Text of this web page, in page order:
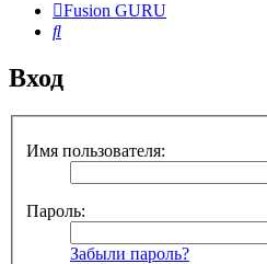
Fusion GURU
Поиск
Вход
Имя пользователя:
Пароль:
Забыли пароль?